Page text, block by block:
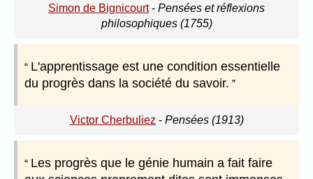
Simon de Bignicourt- Pensées et réflexions
philosophiques (1755)
L'apprentissage est une condition essentielle
du progrès dans la société du savoir.
Victor Cherbuliez - Pensées (1913)
Les progrès que le génie humain a fait faire